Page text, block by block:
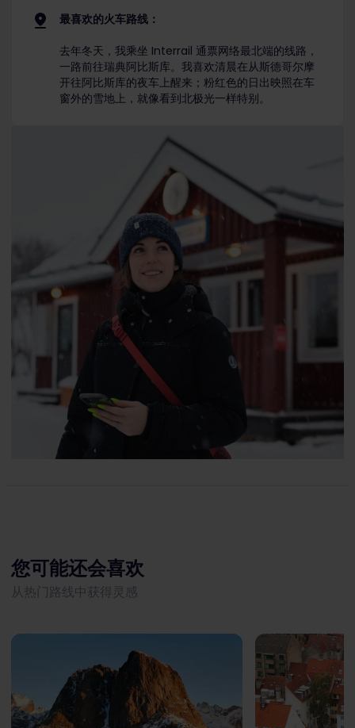
最喜欢的火车路线：
去年冬天，我乘坐 Interrail 通票网络最北端的线路，
一路前往瑞典阿比斯库。我喜欢清晨在从斯德哥尔摩
开往阿比斯库的夜车上醒来；粉红色的日出映照在车
窗外的雪地上，就像看到北极光一样特别。
您可能还会喜欢
从热门路线中获得灵感